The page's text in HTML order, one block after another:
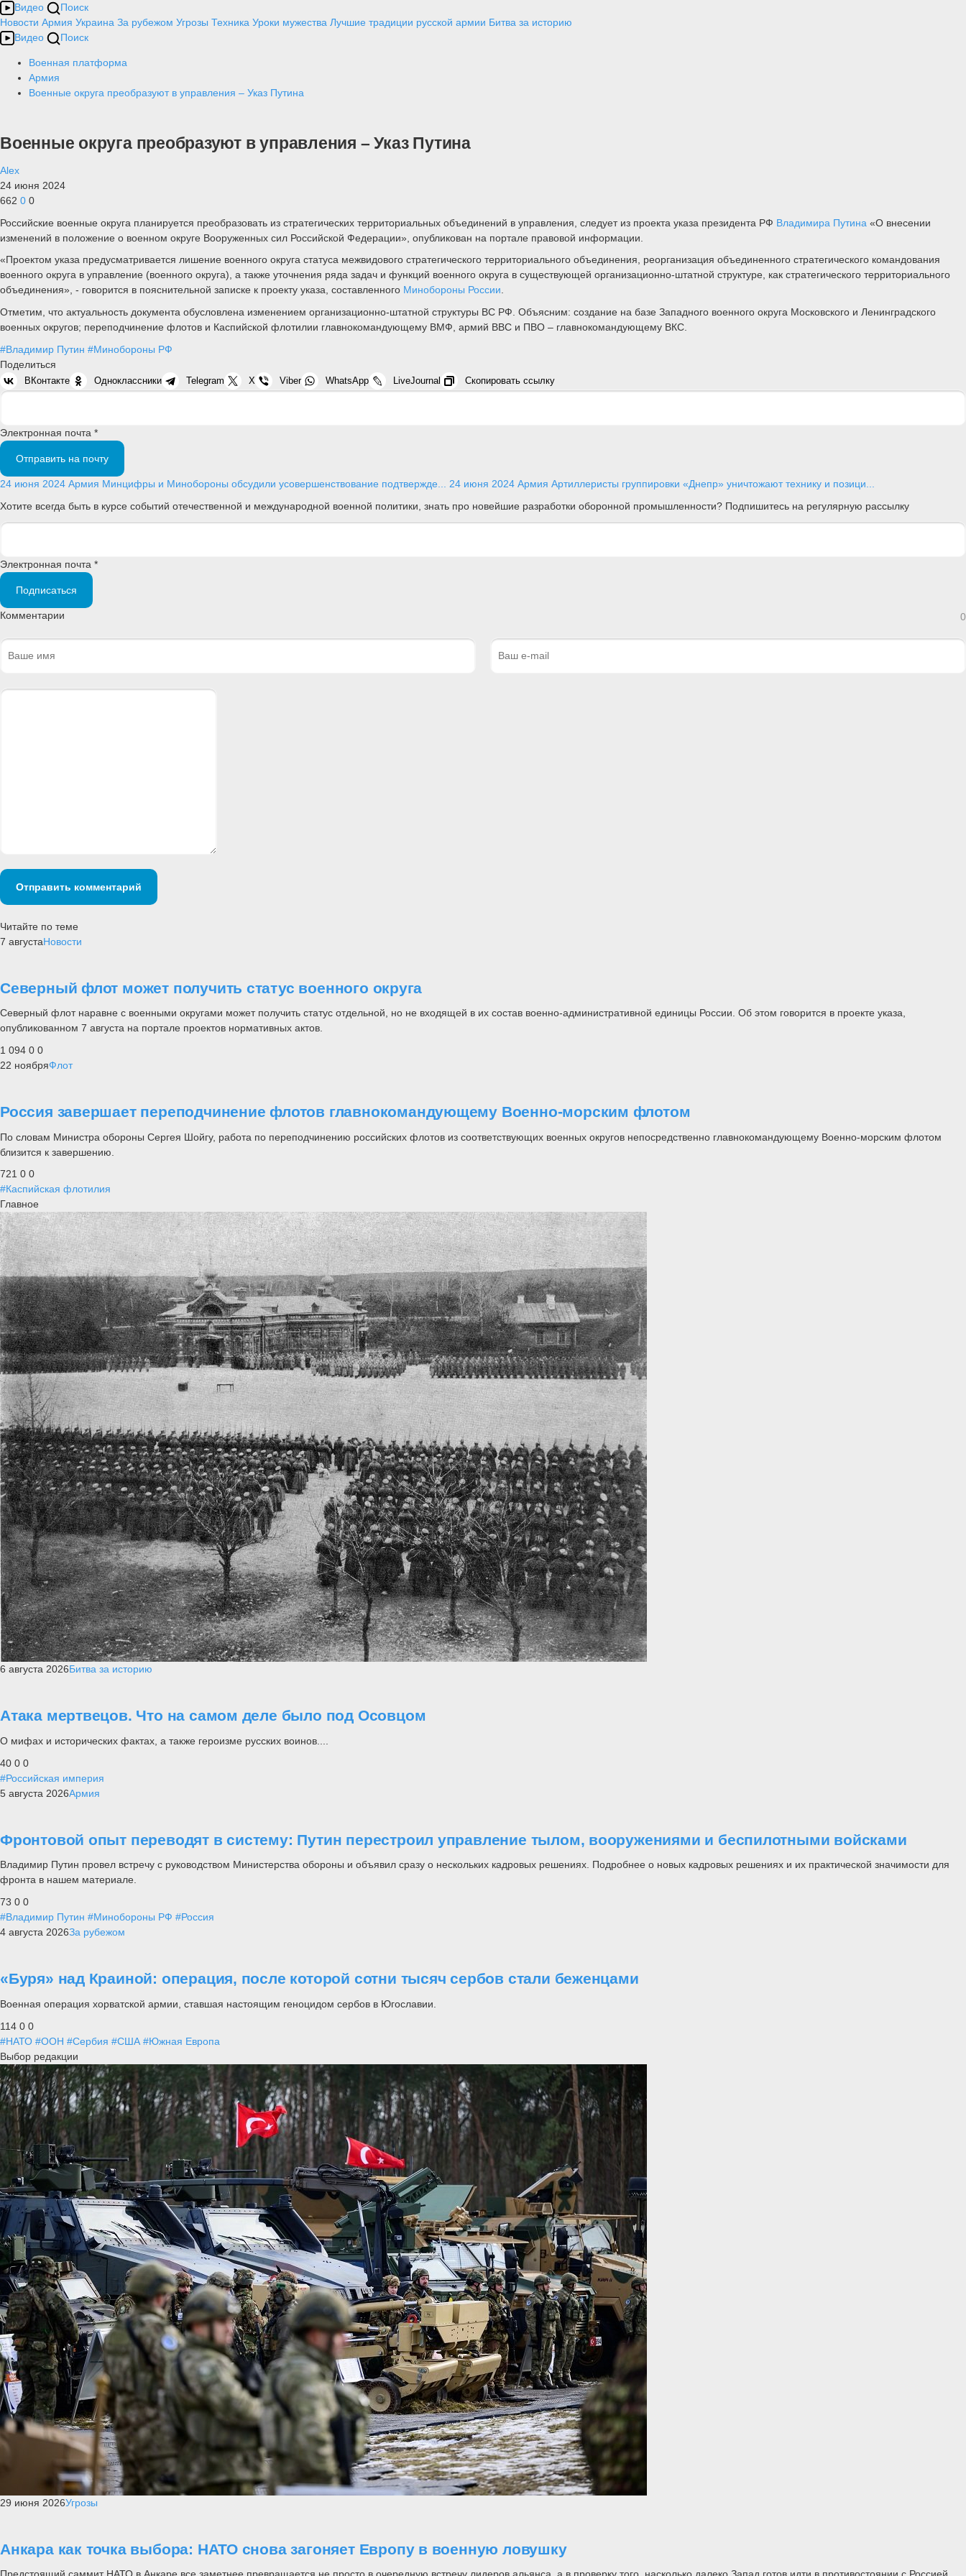
Видео
Поиск
Новости Армия Украина За рубежом Угрозы Техника Уроки мужества Лучшие традиции русской армии Битва за историю
Видео
Поиск
Военная платформа
Армия
Военные округа преобразуют в управления – Указ Путина
Военные округа преобразуют в управления – Указ Путина
Alex
24 июня 2024
662 0 0
Российские военные округа планируется преобразовать из стратегических территориальных объединений в управления, следует из проекта указа президента РФ Владимира Путина «‎О внесении
изменений в положение о военном округе Вооруженных сил Российской Федерации», опубликован на портале правовой информации.
«Проектом указа предусматривается лишение военного округа статуса межвидового стратегического территориального объединения, реорганизация объединенного стратегического командования
военного округа в управление (военного округа), ‎а также уточнения ряда задач и функций военного округа ‎в существующей организационно-штатной структуре, как стратегического территориального
объединения», - говорится в пояснительной записке к проекту указа, составленного Минобороны России.
Отметим, что актуальность документа обусловлена изменением организационно-штатной структуры ВС РФ. Объясним: создание на базе Западного военного округа Московского и Ленинградского
военных округов; переподчинение флотов и Каспийской флотилии главнокомандующему ВМФ, армий ВВС и ПВО – главнокомандующему ВКС.
#Владимир Путин #Минобороны РФ
Поделиться
ВКонтакте Одноклассники Telegram X Viber WhatsApp LiveJournal Скопировать ссылку
Электронная почта *
Отправить на почту
24 июня 2024 Армия Минцифры и Минобороны обсудили усовершенствование подтвержде... 24 июня 2024 Армия Артиллеристы группировки «Днепр» уничтожают технику и позици...
Хотите всегда быть в курсе событий отечественной и международной военной политики, знать про новейшие разработки оборонной промышленности? Подпишитесь на регулярную рассылку
Электронная почта *
Подписаться
Комментарии 0
Отправить комментарий
Читайте по теме
7 августаНовости
Северный флот может получить статус военного округа
Северный флот наравне с военными округами может получить статус отдельной, но не входящей в их состав военно-административной единицы России. Об этом говорится в проекте указа,
опубликованном 7 августа на портале проектов нормативных актов.
1 094 0 0
22 ноябряФлот
Россия завершает переподчинение флотов главнокомандующему Военно-морским флотом
По словам Министра обороны Сергея Шойгу, работа по переподчинению российских флотов из соответствующих военных округов непосредственно главнокомандующему Военно-морским флотом
близится к завершению.
721 0 0
#Каспийская флотилия
Главное
6 августа 2026Битва за историю
Атака мертвецов. Что на самом деле было под Осовцом
О мифах и исторических фактах, а также героизме русских воинов....
40 0 0
#Российская империя
5 августа 2026Армия
Фронтовой опыт переводят в систему: Путин перестроил управление тылом, вооружениями и беспилотными войсками
Владимир Путин провел встречу с руководством Министерства обороны и объявил сразу о нескольких кадровых решениях. Подробнее о новых кадровых решениях и их практической значимости для
фронта в нашем материале.
73 0 0
#Владимир Путин #Минобороны РФ #Россия
4 августа 2026За рубежом
«Буря» над Краиной: операция, после которой сотни тысяч сербов стали беженцами
Военная операция хорватской армии, ставшая настоящим геноцидом сербов в Югославии.
114 0 0
#НАТО #ООН #Сербия #США #Южная Европа
Выбор редакции
29 июня 2026Угрозы
Анкара как точка выбора: НАТО снова загоняет Европу в военную ловушку